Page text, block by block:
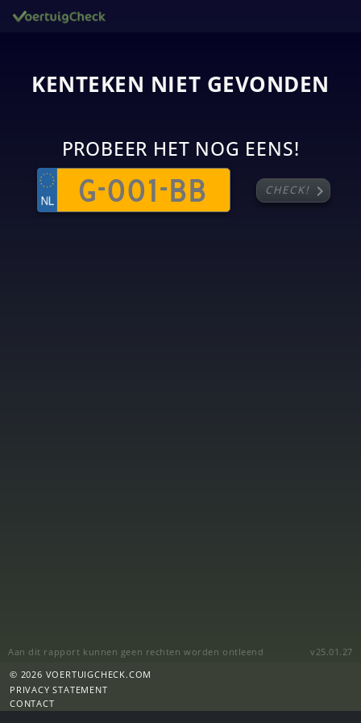
KENTEKEN NIET GEVONDEN
PROBEER HET NOG EENS!
CHECK! chevron_right
Aan dit rapport kunnen geen rechten worden ontleend
v25.01.27
© 2026 VOERTUIGCHECK.COM
PRIVACY STATEMENT
CONTACT